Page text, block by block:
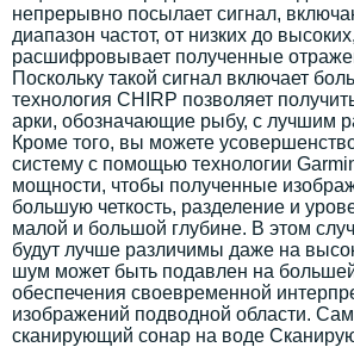
непрерывно посылает сигнал,
диапазон частот, от низких до
расшифровывает полученные
Поскольку такой сигнал включает
технология CHIRP позволяет
арки, обозначающие рыбу, с лучшим
Кроме того, вы можете
систему с помощью технологии
мощности, чтобы полученные
большую четкость, разделение и
малой и большой глубине. В этом
будут лучше различимы даже на
шум может быть подавлен на
обеспечения своевременной
изображений подводной области.
сканирующий сонар на воде